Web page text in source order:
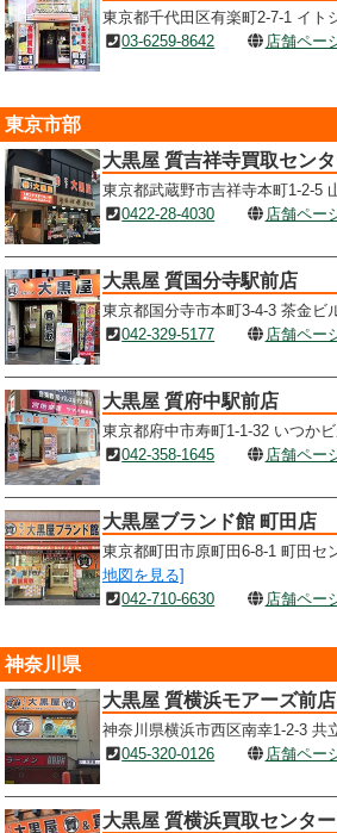
東京都千代田区有楽町2-7-1 イト
03-6259-8642
店舗ペー
東京市部
大黒屋 質吉祥寺買取セン
東京都武蔵野市吉祥寺本町1-2-5
0422-28-4030
店舗ペー
大黒屋 質国分寺駅前店
東京都国分寺市本町3-4-3 茶金ビ
042-329-5177
店舗ペー
大黒屋 質府中駅前店
東京都府中市寿町1-1-32 いつか
042-358-1645
店舗ペー
大黒屋ブランド館 町田店
東京都町田市原町田6-8-1 町田セ
地図を見る]
042-710-6630
店舗ペー
神奈川県
大黒屋 質横浜モアーズ前店
神奈川県横浜市西区南幸1-2-3 共
045-320-0126
店舗ペー
大黒屋 質横浜買取センター